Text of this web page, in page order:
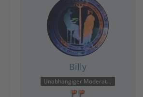
Billy
Unabhängiger Moderator